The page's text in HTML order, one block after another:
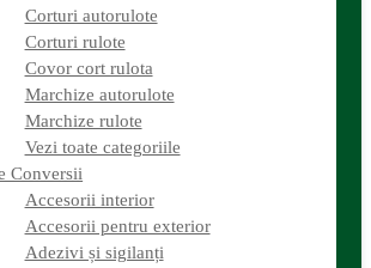
și accesorii
sanitare și electrocasnice
de control și accesorii
rotative și scaune
& sigurante
de securitate
ferestre și accesorii
toate categoriile
Corturi autorulote
Corturi rulote
Covor cort rulota
Marchize autorulote
Marchize rulote
Vezi toate categoriile
Conversii
Accesorii interior
Accesorii pentru exterior
Adezivi și sigilanți